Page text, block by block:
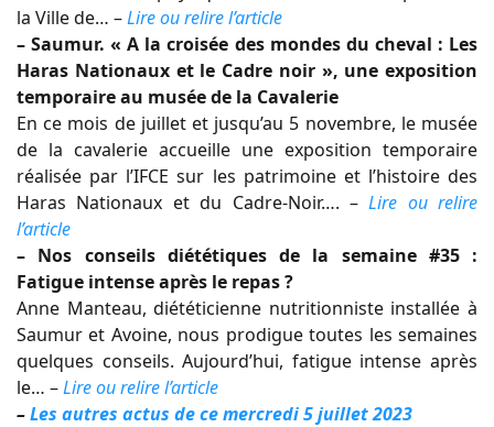
la Ville de… –Lire ou relire l’article
– Saumur. « A la croisée des mondes du cheval : Les
Haras Nationaux et le Cadre noir », une exposition
temporaire au musée de la Cavalerie
En ce mois de juillet et jusqu’au 5 novembre, le musée
de la cavalerie accueille une exposition temporaire
réalisée par l’IFCE sur les patrimoine et l’histoire des
Haras Nationaux et du Cadre-Noir…. –Lire ou relire
l’article
– Nos conseils diététiques de la semaine #35 :
Fatigue intense après le repas ?
Anne Manteau, diététicienne nutritionniste installée à
Saumur et Avoine, nous prodigue toutes les semaines
quelques conseils. Aujourd’hui, fatigue intense après
le… –Lire ou relire l’article
–Les autres actus de ce mercredi 5 juillet 2023